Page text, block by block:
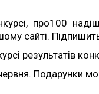
про100
сайті.
результатів
Подарунки